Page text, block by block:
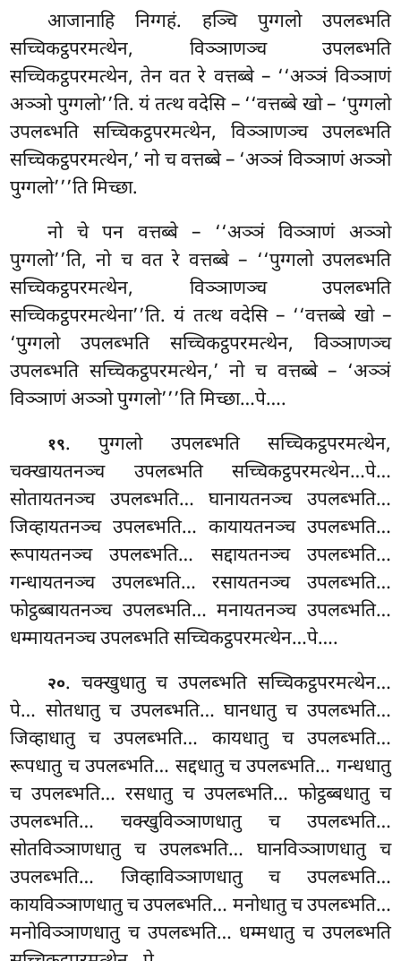
आजानाहि निग्गहं. हञ्चि पुग्गलो उपलब्भति
सच्चिकट्ठपरमत्थेन, विञ्ञाणञ्च उपलब्भति
सच्चिकट्ठपरमत्थेन, तेन वत रे वत्तब्बे – ‘‘अञ्ञं विञ्ञाणं
अञ्ञो पुग्गलो’’ति. यं तत्थ वदेसि – ‘‘वत्तब्बे खो – ‘पुग्गलो
उपलब्भति सच्चिकट्ठपरमत्थेन, विञ्ञाणञ्च उपलब्भति
सच्चिकट्ठपरमत्थेन,’ नो च वत्तब्बे – ‘अञ्ञं विञ्ञाणं अञ्ञो
पुग्गलो’’’ति मिच्छा.
नो चे पन वत्तब्बे – ‘‘अञ्ञं विञ्ञाणं अञ्ञो
पुग्गलो’’ति, नो च वत रे वत्तब्बे – ‘‘पुग्गलो उपलब्भति
सच्चिकट्ठपरमत्थेन, विञ्ञाणञ्च उपलब्भति
सच्चिकट्ठपरमत्थेना’’ति. यं तत्थ वदेसि – ‘‘वत्तब्बे खो –
‘पुग्गलो उपलब्भति सच्चिकट्ठपरमत्थेन, विञ्ञाणञ्च
उपलब्भति सच्चिकट्ठपरमत्थेन,’ नो च वत्तब्बे – ‘अञ्ञं
विञ्ञाणं अञ्ञो पुग्गलो’’’ति मिच्छा…पे….
१९. पुग्गलो उपलब्भति सच्चिकट्ठपरमत्थेन,
चक्खायतनञ्च उपलब्भति सच्चिकट्ठपरमत्थेन…पे…
सोतायतनञ्च उपलब्भति… घानायतनञ्च उपलब्भति…
जिव्हायतनञ्च उपलब्भति… कायायतनञ्च उपलब्भति…
रूपायतनञ्च उपलब्भति… सद्दायतनञ्च उपलब्भति…
गन्धायतनञ्च उपलब्भति… रसायतनञ्च उपलब्भति…
फोट्ठब्बायतनञ्च उपलब्भति… मनायतनञ्च उपलब्भति…
धम्मायतनञ्च उपलब्भति सच्चिकट्ठपरमत्थेन…पे….
२०. चक्खुधातु च उपलब्भति सच्चिकट्ठपरमत्थेन…
पे… सोतधातु च उपलब्भति… घानधातु च उपलब्भति…
जिव्हाधातु च उपलब्भति… कायधातु च उपलब्भति…
रूपधातु च उपलब्भति… सद्दधातु च उपलब्भति… गन्धधातु
च उपलब्भति… रसधातु च उपलब्भति… फोट्ठब्बधातु च
उपलब्भति… चक्खुविञ्ञाणधातु च उपलब्भति…
सोतविञ्ञाणधातु च उपलब्भति… घानविञ्ञाणधातु च
उपलब्भति… जिव्हाविञ्ञाणधातु च उपलब्भति…
कायविञ्ञाणधातु च उपलब्भति… मनोधातु च उपलब्भति…
मनोविञ्ञाणधातु च उपलब्भति… धम्मधातु च उपलब्भति